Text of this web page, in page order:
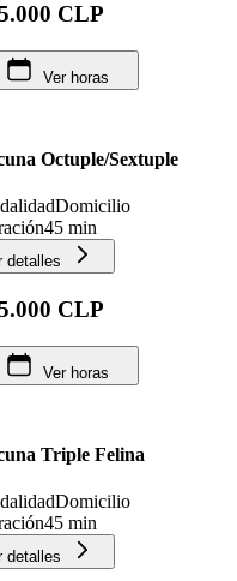
CLP
Ver horas
Octuple/Sextuple
Domicilio
45 min
detalles
CLP
Ver horas
Triple Felina
Domicilio
45 min
detalles